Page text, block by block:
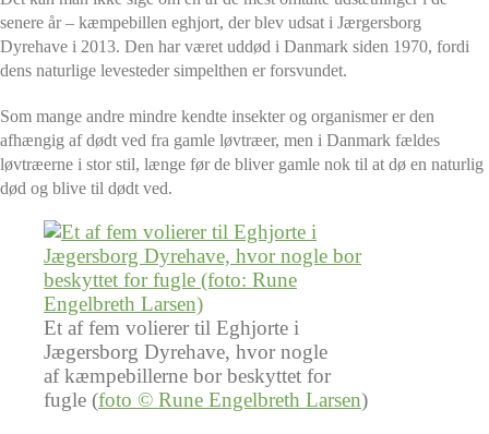
senere år – kæmpebillen eghjort, der blev udsat i Jærgersborg
Dyrehave i 2013. Den har været uddød i Danmark siden 1970, fordi
dens naturlige levesteder simpelthen er forsvundet.
Som mange andre mindre kendte insekter og organismer er den
afhængig af dødt ved fra gamle løvtræer, men i Danmark fældes
løvtræerne i stor stil, længe før de bliver gamle nok til at dø en naturlig
død og blive til dødt ved.
Et af fem volierer til Eghjorte i
Jægersborg Dyrehave, hvor nogle
af kæmpebillerne bor beskyttet for
fugle (foto © Rune Engelbreth Larsen)